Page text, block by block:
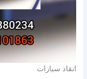
انقاذ سيارات